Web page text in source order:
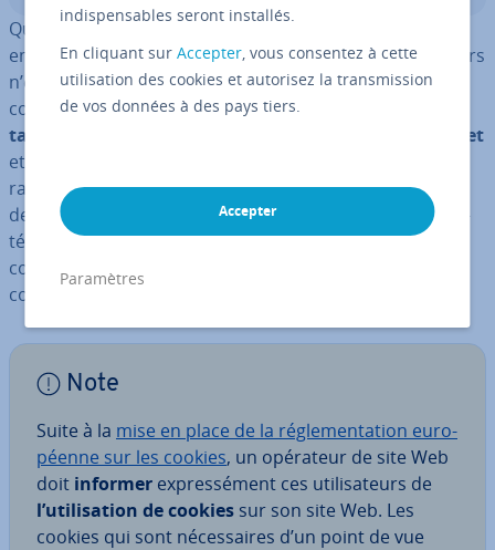
Quiconque utilise Internet laisse derrière lui une
empreinte virtuelle à chaque clic. Beaucoup d’uti­li­sa­teurs
n’en sont même pas cons­cients. Lescookiesles plus
connus comptent, par exemple, parmi
tants ins­tru­ments de collecte de données sur Internet
et le bien-être du visiteur du site Web se trouve
rarement à la première place. L’éva­lua­tionet lavente
de ces données sau­ve­gar­dées tem­po­rai­re­ment sont in­
té­res­santes, même pour la politique et l’économie. En
con­sé­quence, les uti­li­sa­teurs tendent à dé­sac­ti­ver les
cookies au sein de leur na­vi­ga­teur.
Note
Suite à la mise en place de la ré­gle­men­ta­tion eu­ro­
péenne sur les cookies, un opérateur de site Web
doit informer ex­pres­sé­ment ces uti­li­sa­teurs de
l’uti­li­sa­tion de cookies sur son site Web. Les
cookies qui sont né­ces­saires d’un point de vue
indispensables seront installés.
En cliquant surAccepter, vous consentez à cette
utilisation des cookies et autorisez la transmission
de vos données à des pays tiers.
Accepter
Paramètres